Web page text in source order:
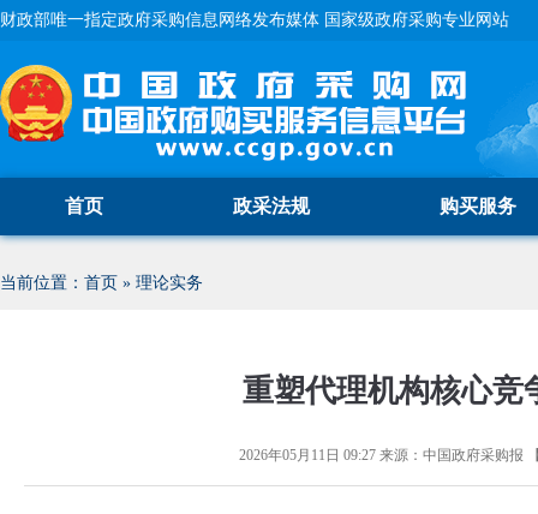
财政部唯一指定政府采购信息网络发布媒体 国家级政府采购专业网站
首页 政采法规 购买服务
当前位置： 首页 » 理论实务
重塑代理机构核心竞
2026年05月11日 09:27来源： 中国政府采购报